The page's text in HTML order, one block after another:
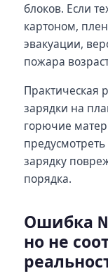
блоков. Если
картоном,
эвакуации,
пожара
Практическая
зарядки на
горючие
зарядку
порядка.
Ошибка
но не